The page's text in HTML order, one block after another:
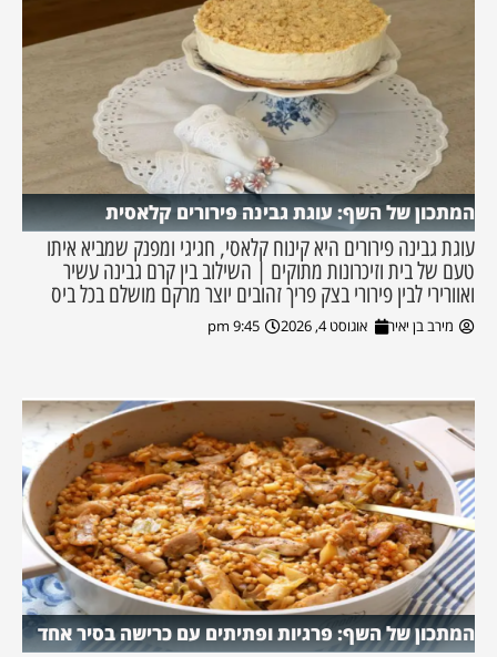
המתכון של השף: עוגת גבינה פירורים קלאסית
עוגת גבינה פירורים היא קינוח קלאסי, חגיגי ומפנק שמביא איתו
טעם של בית וזיכרונות מתוקים | השילוב בין קרם גבינה עשיר
ואוורירי לבין פירורי בצק פריך זהובים יוצר מרקם מושלם בכל ביס
מירב בן יאיר אוגוסט 4, 2026 9:45 pm
המתכון של השף: פרגיות ופתיתים עם כרישה בסיר אחד